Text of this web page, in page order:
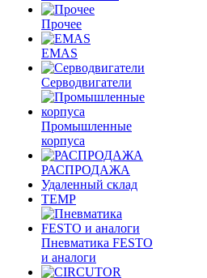
Прочее
EMAS
Cерводвигатели
Промышленные
корпуса
РАСПРОДАЖА
Удаленный склад
TEMP
Пневматика FESTO
и аналоги